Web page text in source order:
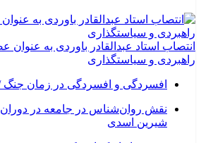
انتصاب استاد عبدالقادر باوردی به
راهبردی و سیاستگذاری
افسردگی و افسردگی در زمان جنگ
نقش روان‌شناس در جامعه در
شیرین اسدی